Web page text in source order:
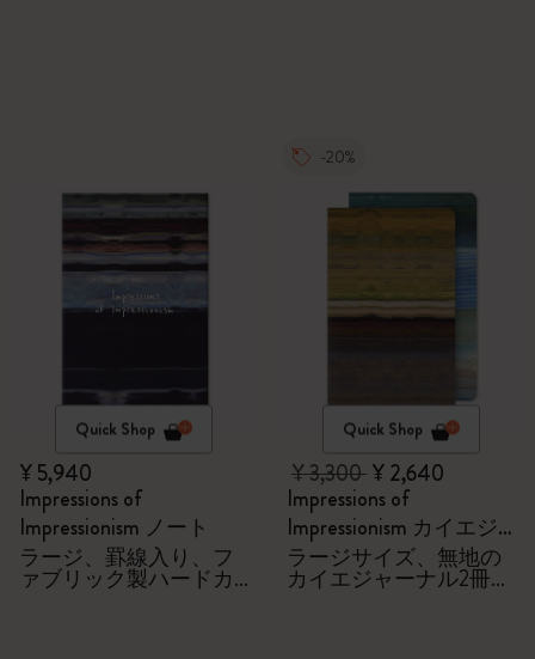
Quick Shop
¥ 5,940
Impressions of
Impressionism ノート
ラージ、罫線入り、フ
ァブリック製ハードカ
-20%
Quick Shop
¥ 3,300¥ 2,640
Impressions of
Impressionism カイエジ
ャーナル
ラージサイズ、無地の
カイエジャーナル2冊セ